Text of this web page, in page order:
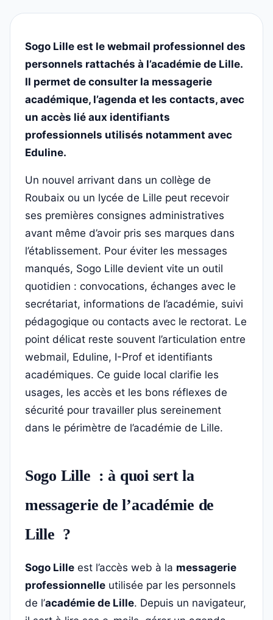
Sogo Lille est le webmail professionnel des
personnels rattachés à l’académie de Lille.
Il permet de consulter la messagerie
académique, l’agenda et les contacts, avec
un accès lié aux identifiants
professionnels utilisés notamment avec
Eduline.
Un nouvel arrivant dans un collège de
Roubaix ou un lycée de Lille peut recevoir
ses premières consignes administratives
avant même d’avoir pris ses marques dans
l’établissement. Pour éviter les messages
manqués, Sogo Lille devient vite un outil
quotidien : convocations, échanges avec le
secrétariat, informations de l’académie, suivi
pédagogique ou contacts avec le rectorat. Le
point délicat reste souvent l’articulation entre
webmail, Eduline, I-Prof et identifiants
académiques. Ce guide local clarifie les
usages, les accès et les bons réflexes de
sécurité pour travailler plus sereinement
dans le périmètre de l’académie de Lille.
Sogo Lille : à quoi sert la
messagerie de l’académie de
Lille ?
Sogo Lille est l’accès web à la messagerie
professionnelle utilisée par les personnels
de l’académie de Lille. Depuis un navigateur,